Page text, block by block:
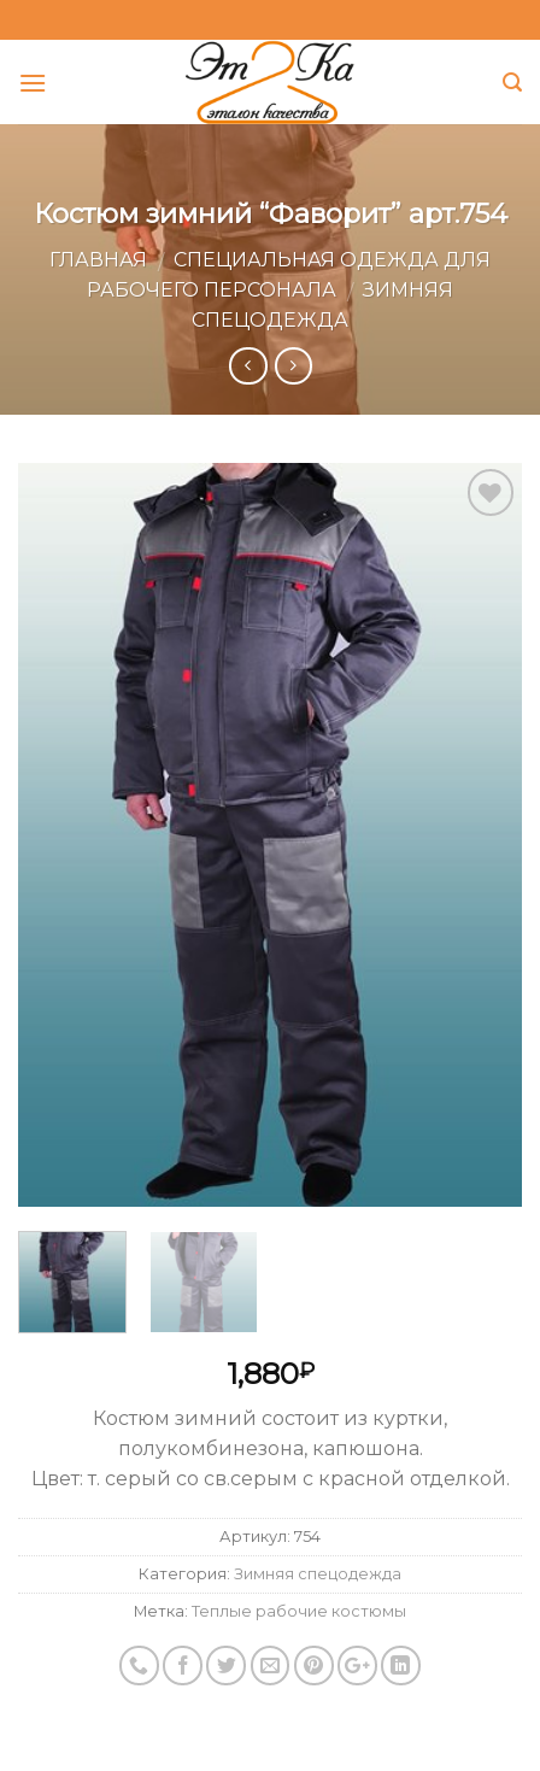
to
content
Костюм зимний “Фаворит” арт.754
ГЛАВНАЯ / СПЕЦИАЛЬНАЯ ОДЕЖДА ДЛЯ
РАБОЧЕГО ПЕРСОНАЛА / ЗИМНЯЯ
СПЕЦОДЕЖДА
1,880₽
Костюм зимний состоит из куртки,
полукомбинезона, капюшона.
Цвет: т. серый со св.серым с красной отделкой.
Артикул: 754
Категория: Зимняя спецодежда
Метка: Теплые рабочие костюмы